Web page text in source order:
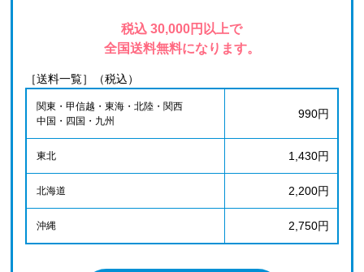
税込 30,000円以上で
全国送料無料になります。
［送料一覧］（税込）
関東・甲信越・東海・北陸・関西
中国・四国・九州
990円
東北 1,430円
北海道 2,200円
沖縄 2,750円